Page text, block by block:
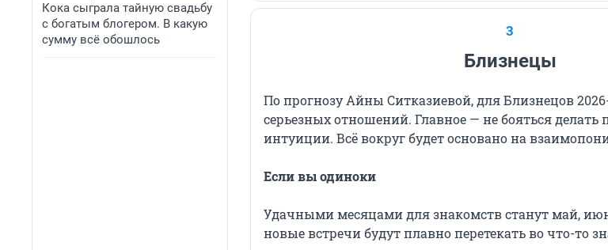
Кока сыграла тайную свадьбу
с богатым блогером. В какую
сумму всё обошлось
3
Близнецы
По прогнозу Айны Ситказиевой, для Близнецов
серьезных отношений. Главное — не бояться
интуиции. Всё вокруг будет основано на
Если вы одиноки
Удачными месяцами для знакомств станут май,
новые встречи будут плавно перетекать во что-то